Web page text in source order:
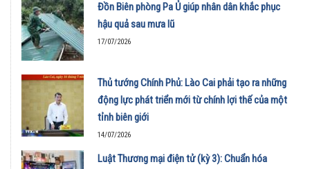
Đồn Biên phòng Pa Ủ giúp nhân dân khắc phục
hậu quả sau mưa lũ
17/07/2026
Thủ tướng Chính Phủ: Lào Cai phải tạo ra những
động lực phát triển mới từ chính lợi thế của một
tỉnh biên giới
14/07/2026
Luật Thương mại điện tử (kỳ 3): Chuẩn hóa